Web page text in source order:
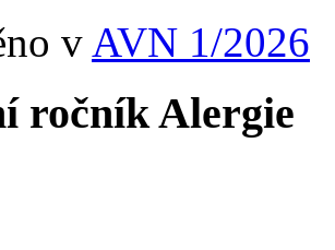
v AVN 1/2026
ročník Alergie